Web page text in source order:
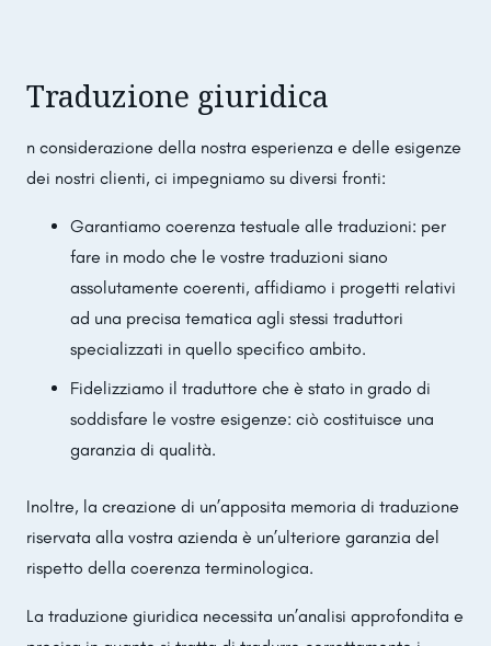
Traduzione giuridica
n considerazione della nostra esperienza e delle esigenze
dei nostri clienti, ci impegniamo su diversi fronti:
Garantiamo coerenza testuale alle traduzioni: per
fare in modo che le vostre traduzioni siano
assolutamente coerenti, affidiamo i progetti relativi
ad una precisa tematica agli stessi traduttori
specializzati in quello specifico ambito.
Fidelizziamo il traduttore che è stato in grado di
soddisfare le vostre esigenze: ciò costituisce una
garanzia di qualità.
Inoltre, la creazione di un’apposita memoria di traduzione
riservata alla vostra azienda è un’ulteriore garanzia del
rispetto della coerenza terminologica.
La traduzione giuridica necessita un’analisi approfondita e